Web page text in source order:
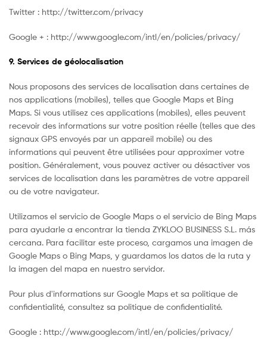
Twitter : http://twitter.com/privacy
Google + : http://www.google.com/intl/en/policies/privacy/
9. Services de géolocalisation
Nous proposons des services de localisation dans certaines de
nos applications (mobiles), telles que Google Maps et Bing
Maps. Si vous utilisez ces applications (mobiles), elles peuvent
recevoir des informations sur votre position réelle (telles que des
signaux GPS envoyés par un appareil mobile) ou des
informations qui peuvent être utilisées pour approximer votre
position. Généralement, vous pouvez activer ou désactiver vos
services de localisation dans les paramètres de votre appareil
ou de votre navigateur.
Utilizamos el servicio de Google Maps o el servicio de Bing Maps
para ayudarle a encontrar la tienda ZYKLOO BUSINESS S.L. más
cercana. Para facilitar este proceso, cargamos una imagen de
Google Maps o Bing Maps, y guardamos los datos de la ruta y
la imagen del mapa en nuestro servidor.
Pour plus d'informations sur Google Maps et sa politique de
confidentialité, consultez sa politique de confidentialité.
Google : http://www.google.com/intl/en/policies/privacy/